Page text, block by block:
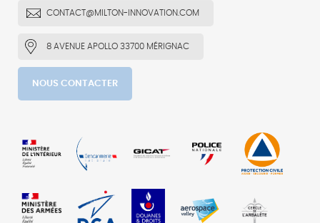
CONTACT@MILTON-INNOVATION.COM
8 AVENUE APOLLO 33700 MÉRIGNAC
NOUS CONTACTER